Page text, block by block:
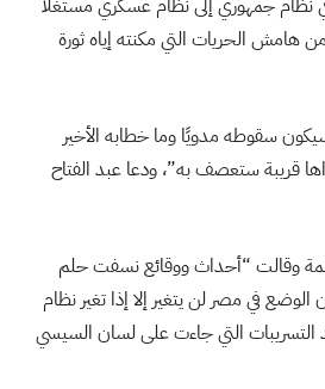
نظام جمهوري إلى نظام عسكري مستغلاً
هامش الحريات التي مكنته إياه ثورة
سقوطه مدويًا وما خطابه الأخير
قريبة ستعصف به”، ودعا عبد الفتاح
وقالت “أحداث ووقائع نسفت حلم
في مصر لن يتغير إلا إذا تغير نظام
التي جاءت على لسان السيسي